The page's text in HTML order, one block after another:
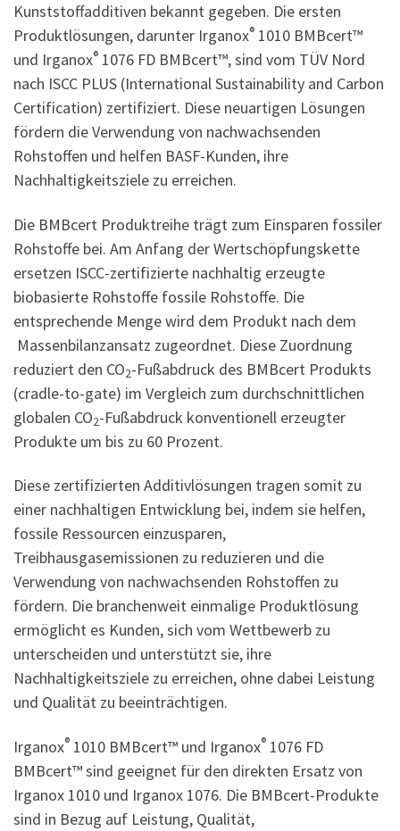
Kunststoffadditiven bekannt gegeben. Die ersten
Produktlösungen, darunter Irganox® 1010 BMBcert™
und Irganox® 1076 FD BMBcert™, sind vom TÜV Nord
nach ISCC PLUS (International Sustainability and Carbon
Certification) zertifiziert. Diese neuartigen Lösungen
fördern die Verwendung von nachwachsenden
Rohstoffen und helfen BASF-Kunden, ihre
Nachhaltigkeitsziele zu erreichen.
Die BMBcert Produktreihe trägt zum Einsparen fossiler
Rohstoffe bei. Am Anfang der Wertschöpfungskette
ersetzen ISCC-zertifizierte nachhaltig erzeugte
biobasierte Rohstoffe fossile Rohstoffe. Die
entsprechende Menge wird dem Produkt nach dem
Massenbilanzansatz zugeordnet. Diese Zuordnung
reduziert den CO2-Fußabdruck des BMBcert Produkts
(cradle-to-gate) im Vergleich zum durchschnittlichen
globalen CO2-Fußabdruck konventionell erzeugter
Produkte um bis zu 60 Prozent.
Diese zertifizierten Additivlösungen tragen somit zu
einer nachhaltigen Entwicklung bei, indem sie helfen,
fossile Ressourcen einzusparen,
Treibhausgasemissionen zu reduzieren und die
Verwendung von nachwachsenden Rohstoffen zu
fördern. Die branchenweit einmalige Produktlösung
ermöglicht es Kunden, sich vom Wettbewerb zu
unterscheiden und unterstützt sie, ihre
Nachhaltigkeitsziele zu erreichen, ohne dabei Leistung
und Qualität zu beeinträchtigen.
Irganox® 1010 BMBcert™ und Irganox® 1076 FD
BMBcert™ sind geeignet für den direkten Ersatz von
Irganox 1010 und Irganox 1076. Die BMBcert-Produkte
sind in Bezug auf Leistung, Qualität,